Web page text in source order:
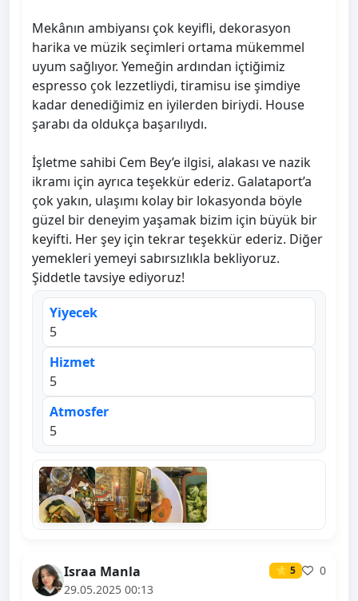
Mekânın ambiyansı çok keyifli, dekorasyon
harika ve müzik seçimleri ortama mükemmel
uyum sağlıyor. Yemeğin ardından içtiğimiz
espresso çok lezzetliydi, tiramisu ise şimdiye
kadar denediğimiz en iyilerden biriydi. House
şarabı da oldukça başarılıydı.
İşletme sahibi Cem Bey’e ilgisi, alakası ve nazik
ikramı için ayrıca teşekkür ederiz. Galataport’a
çok yakın, ulaşımı kolay bir lokasyonda böyle
güzel bir deneyim yaşamak bizim için büyük bir
keyifti. Her şey için tekrar teşekkür ederiz. Diğer
yemekleri yemeyi sabırsızlıkla bekliyoruz.
Şiddetle tavsiye ediyoruz!
Yiyecek
5
Hizmet
5
Atmosfer
5
Israa Manla ⭐ 5
0
29.05.2025 00:13